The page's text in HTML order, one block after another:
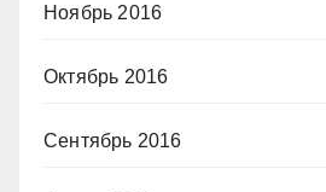
Ноябрь 2016
Октябрь 2016
Сентябрь 2016